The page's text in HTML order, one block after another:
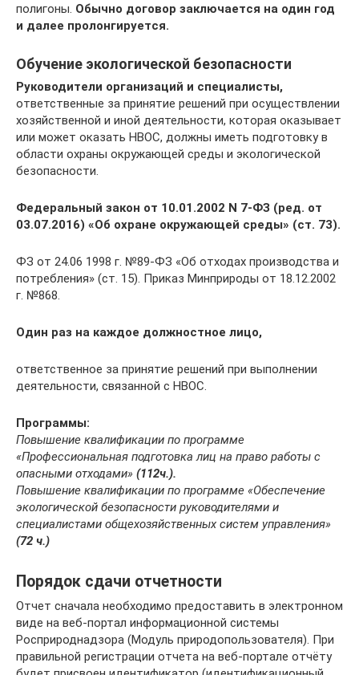
полигоны. Обычно договор заключается на один год
и далее пролонгируется.
Обучение экологической безопасности
Руководители организаций и специалисты,
ответственные за принятие решений при осуществлении
хозяйственной и иной деятельности, которая оказывает
или может оказать НВОС, должны иметь подготовку в
области охраны окружающей среды и экологической
безопасности.
Федеральный закон от 10.01.2002 N 7-ФЗ (ред. от
03.07.2016) «Об охране окружающей среды» (ст. 73).
ФЗ от 24.06 1998 г. №89-ФЗ «Об отходах производства и
потребления» (ст. 15). Приказ Минприроды от 18.12.2002
г. №868.
Один раз на каждое должностное лицо,
ответственное за принятие решений при выполнении
деятельности, связанной с НВОС.
Программы:
Повышение квалификации по программе
«Профессиональная подготовка лиц на право работы с
опасными отходами» (112ч.).
Повышение квалификации по программе «Обеспечение
экологической безопасности руководителями и
специалистами общехозяйственных систем управления»
(72 ч.)
Порядок сдачи отчетности
Отчет сначала необходимо предоставить в электронном
виде на веб-портал информационной системы
Росприроднадзора (Модуль природопользователя). При
правильной регистрации отчета на веб-портале отчёту